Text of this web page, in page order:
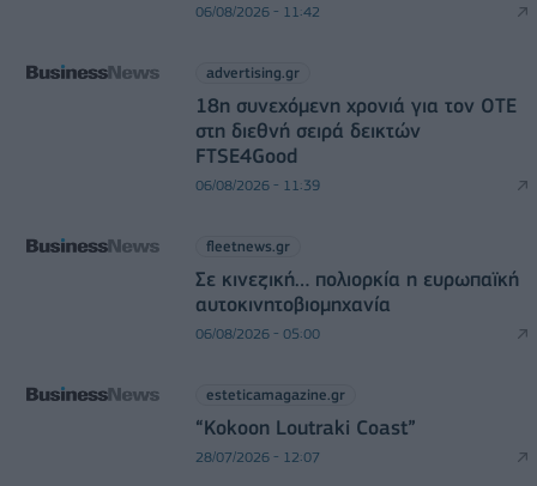
06/08/2026 - 11:42
advertising.gr
18η συνεχόμενη χρονιά για τον ΟΤΕ
στη διεθνή σειρά δεικτών
FTSE4Good
06/08/2026 - 11:39
fleetnews.gr
Σε κινεζική… πολιορκία η ευρωπαϊκή
αυτοκινητοβιομηχανία
06/08/2026 - 05:00
esteticamagazine.gr
“Kokoon Loutraki Coast”
28/07/2026 - 12:07